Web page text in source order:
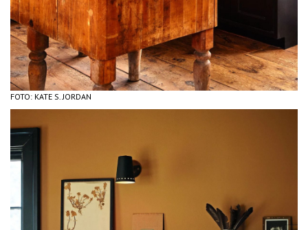
FOTO: KATE S. JORDAN